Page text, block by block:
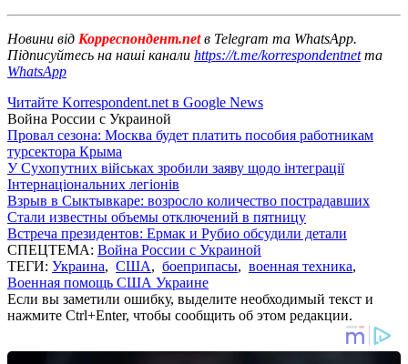
Новини від Корреспондент.netв Telegram та WhatsApp.
Підписуйтесь на наші канали https://t.me/korrespondentnetта
WhatsApp
Читайте Korrespondent.net в Google News
Война России с Украиной
Провал сезона: Москва будет платить пособия работникам
турсектора Крыма
У Сухопутних військах зробили заяву щодо інтеграції
Інтернаціональних легіонів
Взрыв в Сыктывкаре: возросло количество пострадавших
Стали известны объемы отключений в пятницу
Встреча президентов: Ермак и Рубио обсудили детали
СПЕЦТЕМА: Война России с Украиной
ТЕГИ: Украина, США, боеприпасы, военная техника,
Военная помощь США Украине
Если вы заметили ошибку, выделите необходимый текст и
нажмите Ctrl+Enter, чтобы сообщить об этом редакции.